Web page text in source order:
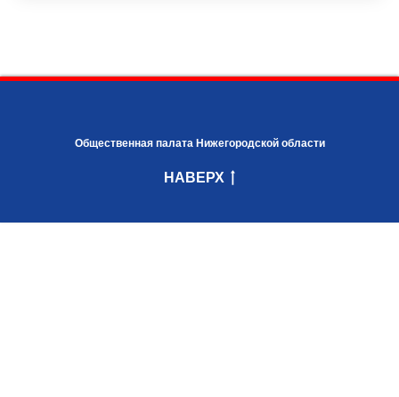
Общественная палата Нижегородской области
НАВЕРХ